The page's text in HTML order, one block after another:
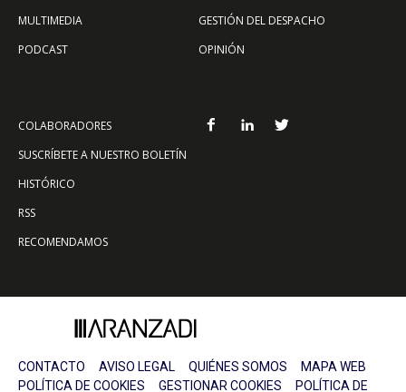
MULTIMEDIA
PODCAST
GESTIÓN DEL DESPACHO
OPINIÓN
COLABORADORES
SUSCRÍBETE A NUESTRO BOLETÍN
HISTÓRICO
RSS
RECOMENDAMOS
CONTACTO AVISO LEGAL QUIÉNES SOMOS
MAPA WEB
POLÍTICA DE COOKIES
GESTIONAR COOKIES POLÍTICA DE